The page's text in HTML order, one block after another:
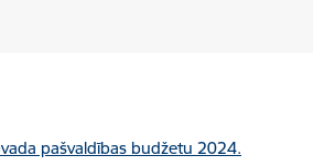
pašvaldības budžetu 2024.